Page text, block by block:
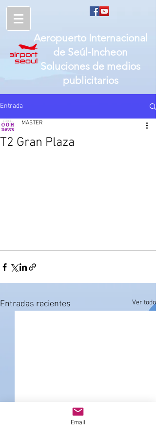
Aeropuerto Internacional
de Seúl-Incheon
Soluciones de medios
publicitarios
Entrada
T2 Gran Plaza
MASTER
Entradas recientes Ver todo
Email